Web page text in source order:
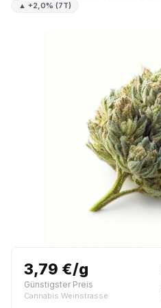
▲ +2,0% (7T)
3,79 €/g
Günstigster Preis
Cannabis Weinstrasse